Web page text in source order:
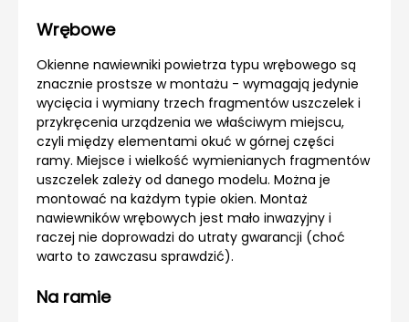
Wrębowe
Okienne nawiewniki powietrza typu wrębowego są
znacznie prostsze w montażu - wymagają jedynie
wycięcia i wymiany trzech fragmentów uszczelek i
przykręcenia urządzenia we właściwym miejscu,
czyli między elementami okuć w górnej części
ramy. Miejsce i wielkość wymienianych fragmentów
uszczelek zależy od danego modelu. Można je
montować na każdym typie okien. Montaż
nawiewników wrębowych jest mało inwazyjny i
raczej nie doprowadzi do utraty gwarancji (choć
warto to zawczasu sprawdzić).
Na ramie